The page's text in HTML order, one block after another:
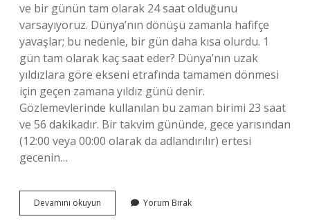
ve bir günün tam olarak 24 saat olduğunu
varsayıyoruz. Dünya’nın dönüşü zamanla hafifçe
yavaşlar; bu nedenle, bir gün daha kısa olurdu. 1
gün tam olarak kaç saat eder? Dünya’nın uzak
yıldızlara göre ekseni etrafında tamamen dönmesi
için geçen zamana yıldız günü denir.
Gözlemevlerinde kullanılan bu zaman birimi 23 saat
ve 56 dakikadır. Bir takvim gününde, gece yarısından
(12:00 veya 00:00 olarak da adlandırılır) ertesi
gecenin…
Devamını okuyun
De
Yorum Bırak